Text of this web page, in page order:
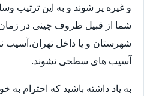
و غیره پر شوند و به این
شما از قبیل ظروف چینی در زمان
شهرستان و یا داخل تهران،آسیب
آسیب های سطحی نشوند.
به یاد داشته باشید که احترام به